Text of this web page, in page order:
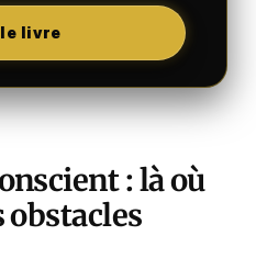
livre
: là où